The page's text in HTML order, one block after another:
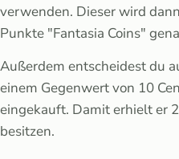
verwenden. Dieser wird
Punkte "Fantasia Coins"
Außerdem entscheidest du
einem Gegenwert von 10
eingekauft. Damit erhielt er
besitzen.